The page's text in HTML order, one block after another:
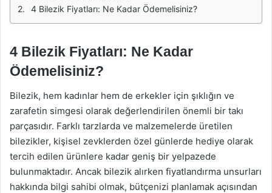
4 Bilezik Fiyatları: Ne Kadar Ödemelisiniz?
4 Bilezik Fiyatları: Ne Kadar
Ödemelisiniz?
Bilezik, hem kadınlar hem de erkekler için şıklığın ve
zarafetin simgesi olarak değerlendirilen önemli bir takı
parçasıdır. Farklı tarzlarda ve malzemelerde üretilen
bilezikler, kişisel zevklerden özel günlerde hediye olarak
tercih edilen ürünlere kadar geniş bir yelpazede
bulunmaktadır. Ancak bilezik alırken fiyatlandırma unsurları
hakkında bilgi sahibi olmak, bütçenizi planlamak açısından